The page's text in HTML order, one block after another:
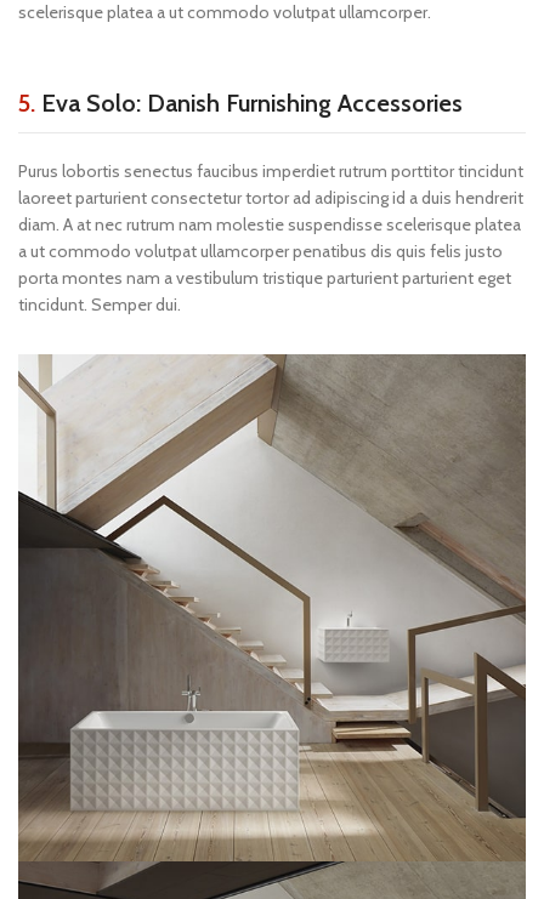
scelerisque platea a ut commodo volutpat ullamcorper.
5. Eva Solo: Danish Furnishing Accessories
Purus lobortis senectus faucibus imperdiet rutrum porttitor tincidunt
laoreet parturient consectetur tortor ad adipiscing id a duis hendrerit
diam. A at nec rutrum nam molestie suspendisse scelerisque platea
a ut commodo volutpat ullamcorper penatibus dis quis felis justo
porta montes nam a vestibulum tristique parturient parturient eget
tincidunt. Semper dui.